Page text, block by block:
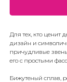
Для тех, кто ценит
дизайн и
причудливые
его с простыми
Бижутеный сплав,